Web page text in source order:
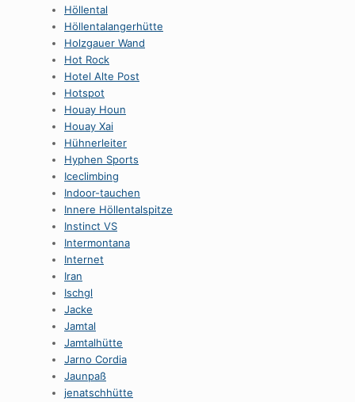
Höllental
Höllentalangerhütte
Holzgauer Wand
Hot Rock
Hotel Alte Post
Hotspot
Houay Houn
Houay Xai
Hühnerleiter
Hyphen Sports
Iceclimbing
Indoor-tauchen
Innere Höllentalspitze
Instinct VS
Intermontana
Internet
Iran
Ischgl
Jacke
Jamtal
Jamtalhütte
Jarno Cordia
Jaunpaß
jenatschhütte